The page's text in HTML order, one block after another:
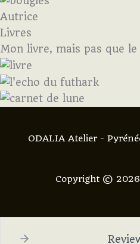
Autrice
Livres
Mon livre, mais pas que le
ODALIA Atelier -
Copyright ©